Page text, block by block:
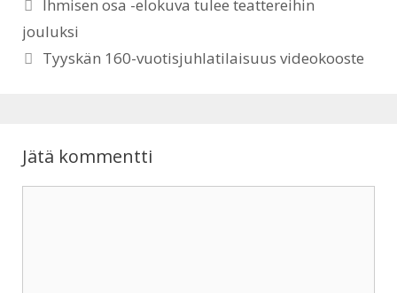
Ihmisen osa -elokuva tulee teattereihin
jouluksi
Tyyskän 160-vuotisjuhlatilaisuus videokooste
Jätä kommentti